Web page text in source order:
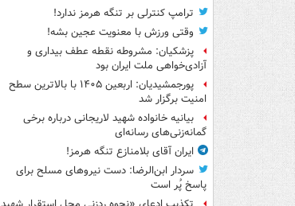
ترامپ کنترلی بر تنگه هرمز ندارد!
وقتی ورزش با معنویت عجین بشه!
پزشکیان: مشروطه نقطه عطف بیداری و
آزادی‌خواهی ملت ایران بود
پورجمشیدیان: اربعین ۱۴۰۵ با بالاترین سطح
امنیت برگزار شد
بیانیه خانواده شهید لاریجانی درباره برخی
گمانه‌زنی‌های رسانه‌ای
ایران آقای بلامنازع تنگه هرمز!
سردار ابن‌الرضا: دست نیروهای مسلح برای
پاسخ پُر است